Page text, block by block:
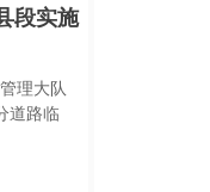
段实施
理大队
道路临